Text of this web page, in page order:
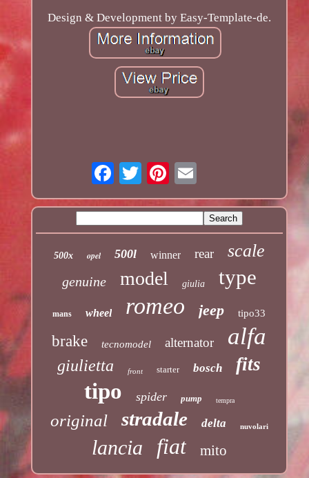
Design & Development by Easy-Template-de.
500x opel 500l winner rear scale
genuine model giulia type
mans wheel romeo jeep tipo33
brake tecnomodel alternator alfa
giulietta front starter bosch fits
tipo spider pump tempra
original stradale delta nuvolari
lancia fiat mito